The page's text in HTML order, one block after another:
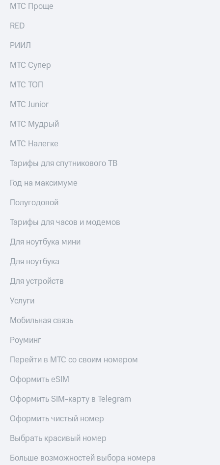
МТС Проще
RED
РИИЛ
МТС Супер
МТС ТОП
МТС Junior
МТС Мудрый
МТС Налегке
Тарифы для спутникового ТВ
Год на максимуме
Полугодовой
Тарифы для часов и модемов
Для ноутбука мини
Для ноутбука
Для устройств
Услуги
Мобильная связь
Роуминг
Перейти в МТС со своим номером
Оформить eSIM
Оформить SIM-карту в Telegram
Оформить чистый номер
Выбрать красивый номер
Больше возможностей выбора номера